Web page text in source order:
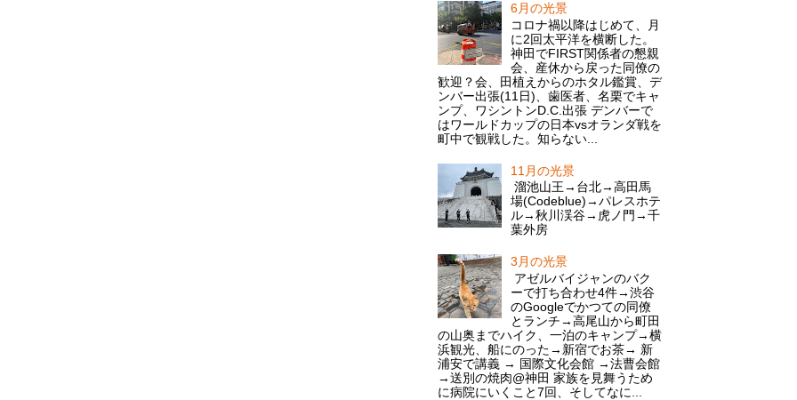
6月の光景
コロナ禍以降はじめて、月
に2回太平洋を横断した。
神田でFIRST関係者の懇親
会、産休から戻った同僚の
歓迎？会、田植えからのホタル鑑賞、デ
ンバー出張(11日)、歯医者、名栗でキャ
ンプ、ワシントンD.C.出張 デンバーで
はワールドカップの日本vsオランダ戦を
町中で観戦した。知らない...
11月の光景
溜池山王→台北→高田馬
場(Codeblue)→パレスホテ
ル→秋川渓谷→虎ノ門→千
葉外房
3月の光景
アゼルバイジャンのバク
ーで打ち合わせ4件→渋谷
のGoogleでかつての同僚
とランチ→高尾山から町田
の山奥までハイク、一泊のキャンプ→横
浜観光、船にのった→新宿でお茶→ 新
浦安で講義 → 国際文化会館 →法曹会館
→送別の焼肉@神田 家族を見舞うため
に病院にいくこと7回、そしてなに...